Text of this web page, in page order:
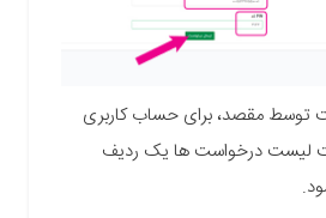
توسط مقصد، برای حساب کاربری
لیست درخواست ها یک ردیف